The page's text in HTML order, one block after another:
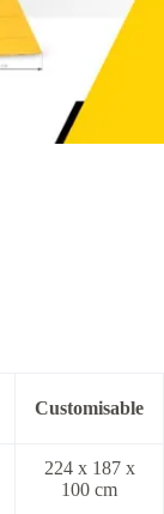
Customisable
224 x 187 x
100 cm